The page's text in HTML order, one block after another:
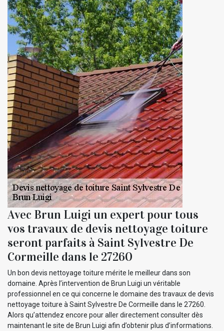
Avec Brun Luigi un expert pour tous
vos travaux de devis nettoyage toiture
seront parfaits à Saint Sylvestre De
Cormeille dans le 27260
Un bon devis nettoyage toiture mérite le meilleur dans son
domaine. Après l’intervention de Brun Luigi un véritable
professionnel en ce qui concerne le domaine des travaux de devis
nettoyage toiture à Saint Sylvestre De Cormeille dans le 27260.
Alors qu’attendez encore pour aller directement consulter dès
maintenant le site de Brun Luigi afin d’obtenir plus d’informations.